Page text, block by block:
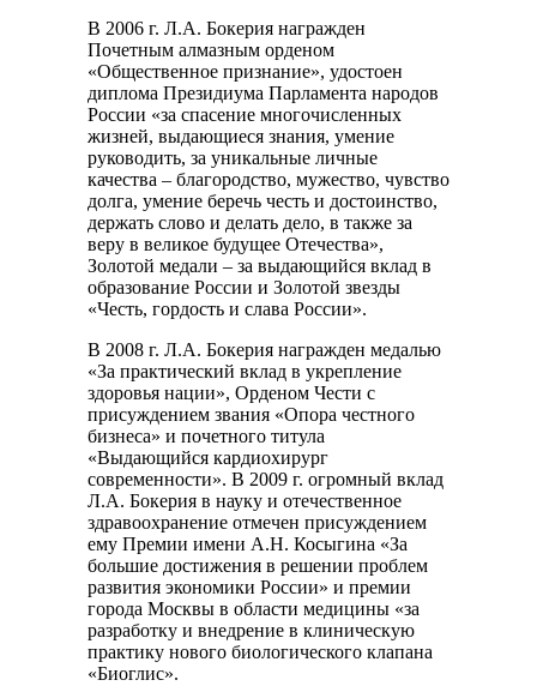
В 2006 г. Л.А. Бокерия награжден
Почетным алмазным орденом
«Общественное признание», удостоен
диплома Президиума Парламента народов
России «за спасение многочисленных
жизней, выдающиеся знания, умение
руководить, за уникальные личные
качества – благородство, мужество, чувство
долга, умение беречь честь и достоинство,
держать слово и делать дело, в также за
веру в великое будущее Отечества»,
Золотой медали – за выдающийся вклад в
образование России и Золотой звезды
«Честь, гордость и слава России».
В 2008 г. Л.А. Бокерия награжден медалью
«За практический вклад в укрепление
здоровья нации», Орденом Чести с
присуждением звания «Опора честного
бизнеса» и почетного титула
«Выдающийся кардиохирург
современности». В 2009 г. огромный вклад
Л.А. Бокерия в науку и отечественное
здравоохранение отмечен присуждением
ему Премии имени А.Н. Косыгина «За
большие достижения в решении проблем
развития экономики России» и премии
города Москвы в области медицины «за
разработку и внедрение в клиническую
практику нового биологического клапана
«Биоглис».